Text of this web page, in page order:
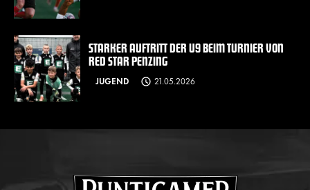
STARKER AUFTRITT DER U9 BEIM TURNIER VON
RED STAR PENZING
JUGEND 21.05.2026